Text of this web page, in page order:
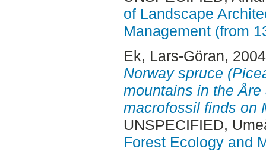
of Landscape
Management (from
Ek, Lars-Göran,
Norway spruce
mountains in the
macrofossil finds on
UNSPECIFIED,
Forest Ecology and